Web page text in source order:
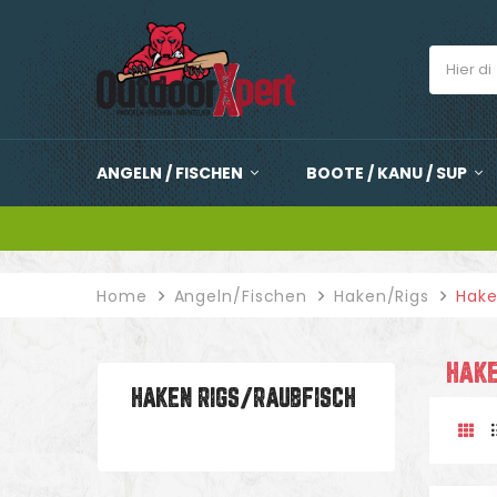
ANGELN / FISCHEN BOOTE / KANU / SUP
Home Angeln/Fischen Haken/Rigs
HAKEN RIGS/RAUBFISCH